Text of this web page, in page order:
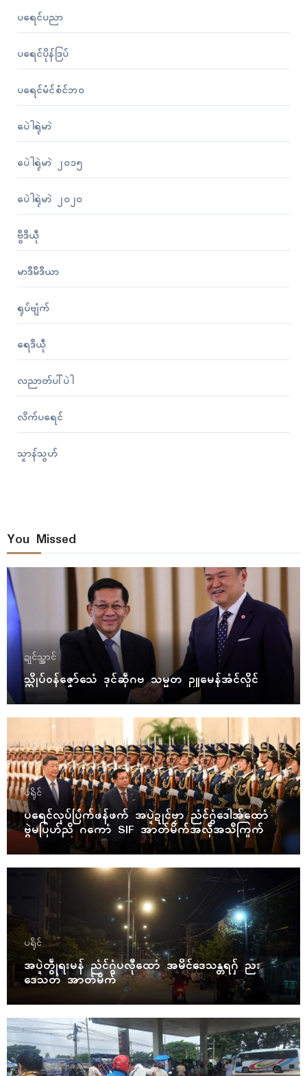
ပရေၚ်ပညာ
ပရေၚ်ပိုန်ဒြပ်
ပရေၚ်မံၚ်စံၚ်ဘဝ
ပေဲါရုဲမာဲ
ပေဲါရုဲမာဲ ၂၀၁၅
ပေဲါရုဲမာဲ ၂၀၂၀
ဗွဳဒဳယဵု
မာဒဳမဳဒဳယာ
ရုပ်ဗျံက်
ရေဒဳယဵု
လညာတ်ပါ်ပဲါ
လိက်ပရေၚ်
သၟာန်သွဟ်
You Missed
ဍုၚ်သ္အာၚ်
သ္ကိုပ်ဝန်ဇၞော်သေံ ဒုၚ်ဆဵုဂဗ သမ္မတ ဥူမေန်အံၚ်လှိုၚ်
ပရိုၚ်
ပရေၚ်လုပ်ပြံက်ဖန်ဖက် အပ္ဍဲဍုၚ်ဗၟာ ညံၚ်ဂွံဒေါအ်ထောံ
ဗွဲမပြဟ်ညိ ဂကောံ SIF အာတ်မိက်အလဵုအသဳကြုက်
ပရိုၚ်
အပ္ဍဲတွဵုရးမန် ညံၚ်ဂွံပလီုထောံ အမိၚ်ဒေသန္တရဂှ် ညး
ဒေသတံ အာတ်မိက်